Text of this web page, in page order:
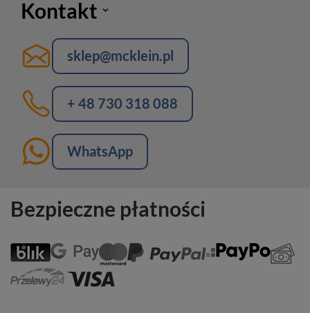
Kontakt
sklep@mcklein.pl
+ 48 730 318 088
WhatsApp
Bezpieczne płatności